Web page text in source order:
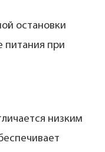
остановки
питания при
низким